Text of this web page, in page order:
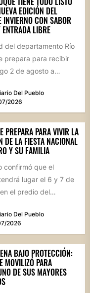
EDICIÓN DEL
INVIERNO CON SABOR
LIBRE
del departamento Río
prepara para recibir
2 de agosto a
Del Pueblo
2026
PREPARA PARA VIVIR LA
DE LA FIESTA NACIONAL
Y SU FAMILIA
confirmó que el
lugar el 6 y 7 de
el predio del
Del Pueblo
2026
BAJO PROTECCIÓN:
MOVILIZÓ PARA
DE SUS MAYORES